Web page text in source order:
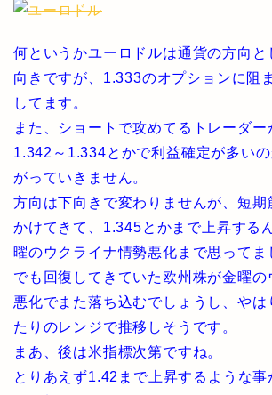
何というかユーロドルは通貨の方向と
向きですが、1.333のオプションに阻
してます。
また、ショートで攻めてるトレーダー
1.342～1.334とかで利益確定が多い
がっていきません。
方向は下向きで変わりませんが、短期
かけてきて、1.345とかまで上昇する
曜のウクライナ情勢悪化まで思ってま
でも回復してきていた欧州株が金曜の
悪化でまた落ち込むでしょうし、や
たりのレンジで推移しそうです。
まあ、後は米指標次第ですね。
とりあえず1.42まで上昇するような事